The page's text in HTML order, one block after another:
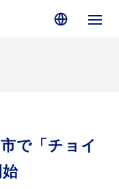
で「チョイ